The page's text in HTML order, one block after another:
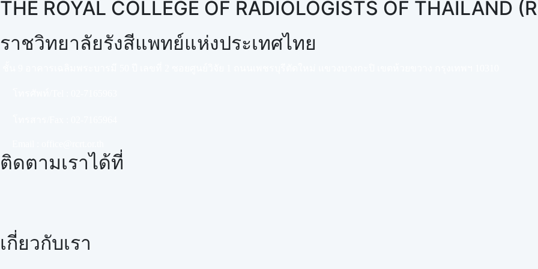
THE ROYAL COLLEGE OF RADIOLOGISTS OF THAILAND
ราชวิทยาลัยรังสีแพทย์แห่งประเทศไทย
ติดตามเราได้ที่
เกี่ยวกับเรา